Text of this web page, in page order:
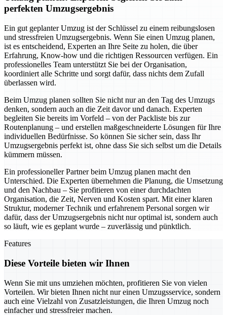
perfekten Umzugsergebnis
Ein gut geplanter Umzug ist der Schlüssel zu einem reibungslosen
und stressfreien Umzugsergebnis. Wenn Sie einen Umzug planen,
ist es entscheidend, Experten an Ihre Seite zu holen, die über
Erfahrung, Know-how und die richtigen Ressourcen verfügen. Ein
professionelles Team unterstützt Sie bei der Organisation,
koordiniert alle Schritte und sorgt dafür, dass nichts dem Zufall
überlassen wird.
Beim Umzug planen sollten Sie nicht nur an den Tag des Umzugs
denken, sondern auch an die Zeit davor und danach. Experten
begleiten Sie bereits im Vorfeld – von der Packliste bis zur
Routenplanung – und erstellen maßgeschneiderte Lösungen für Ihre
individuellen Bedürfnisse. So können Sie sicher sein, dass Ihr
Umzugsergebnis perfekt ist, ohne dass Sie sich selbst um die Details
kümmern müssen.
Ein professioneller Partner beim Umzug planen macht den
Unterschied. Die Experten übernehmen die Planung, die Umsetzung
und den Nachbau – Sie profitieren von einer durchdachten
Organisation, die Zeit, Nerven und Kosten spart. Mit einer klaren
Struktur, moderner Technik und erfahrenem Personal sorgen wir
dafür, dass der Umzugsergebnis nicht nur optimal ist, sondern auch
so läuft, wie es geplant wurde – zuverlässig und pünktlich.
Features
Diese Vorteile bieten wir Ihnen
Wenn Sie mit uns umziehen möchten, profitieren Sie von vielen
Vorteilen. Wir bieten Ihnen nicht nur einen Umzugsservice, sondern
auch eine Vielzahl von Zusatzleistungen, die Ihren Umzug noch
einfacher und stressfreier machen.